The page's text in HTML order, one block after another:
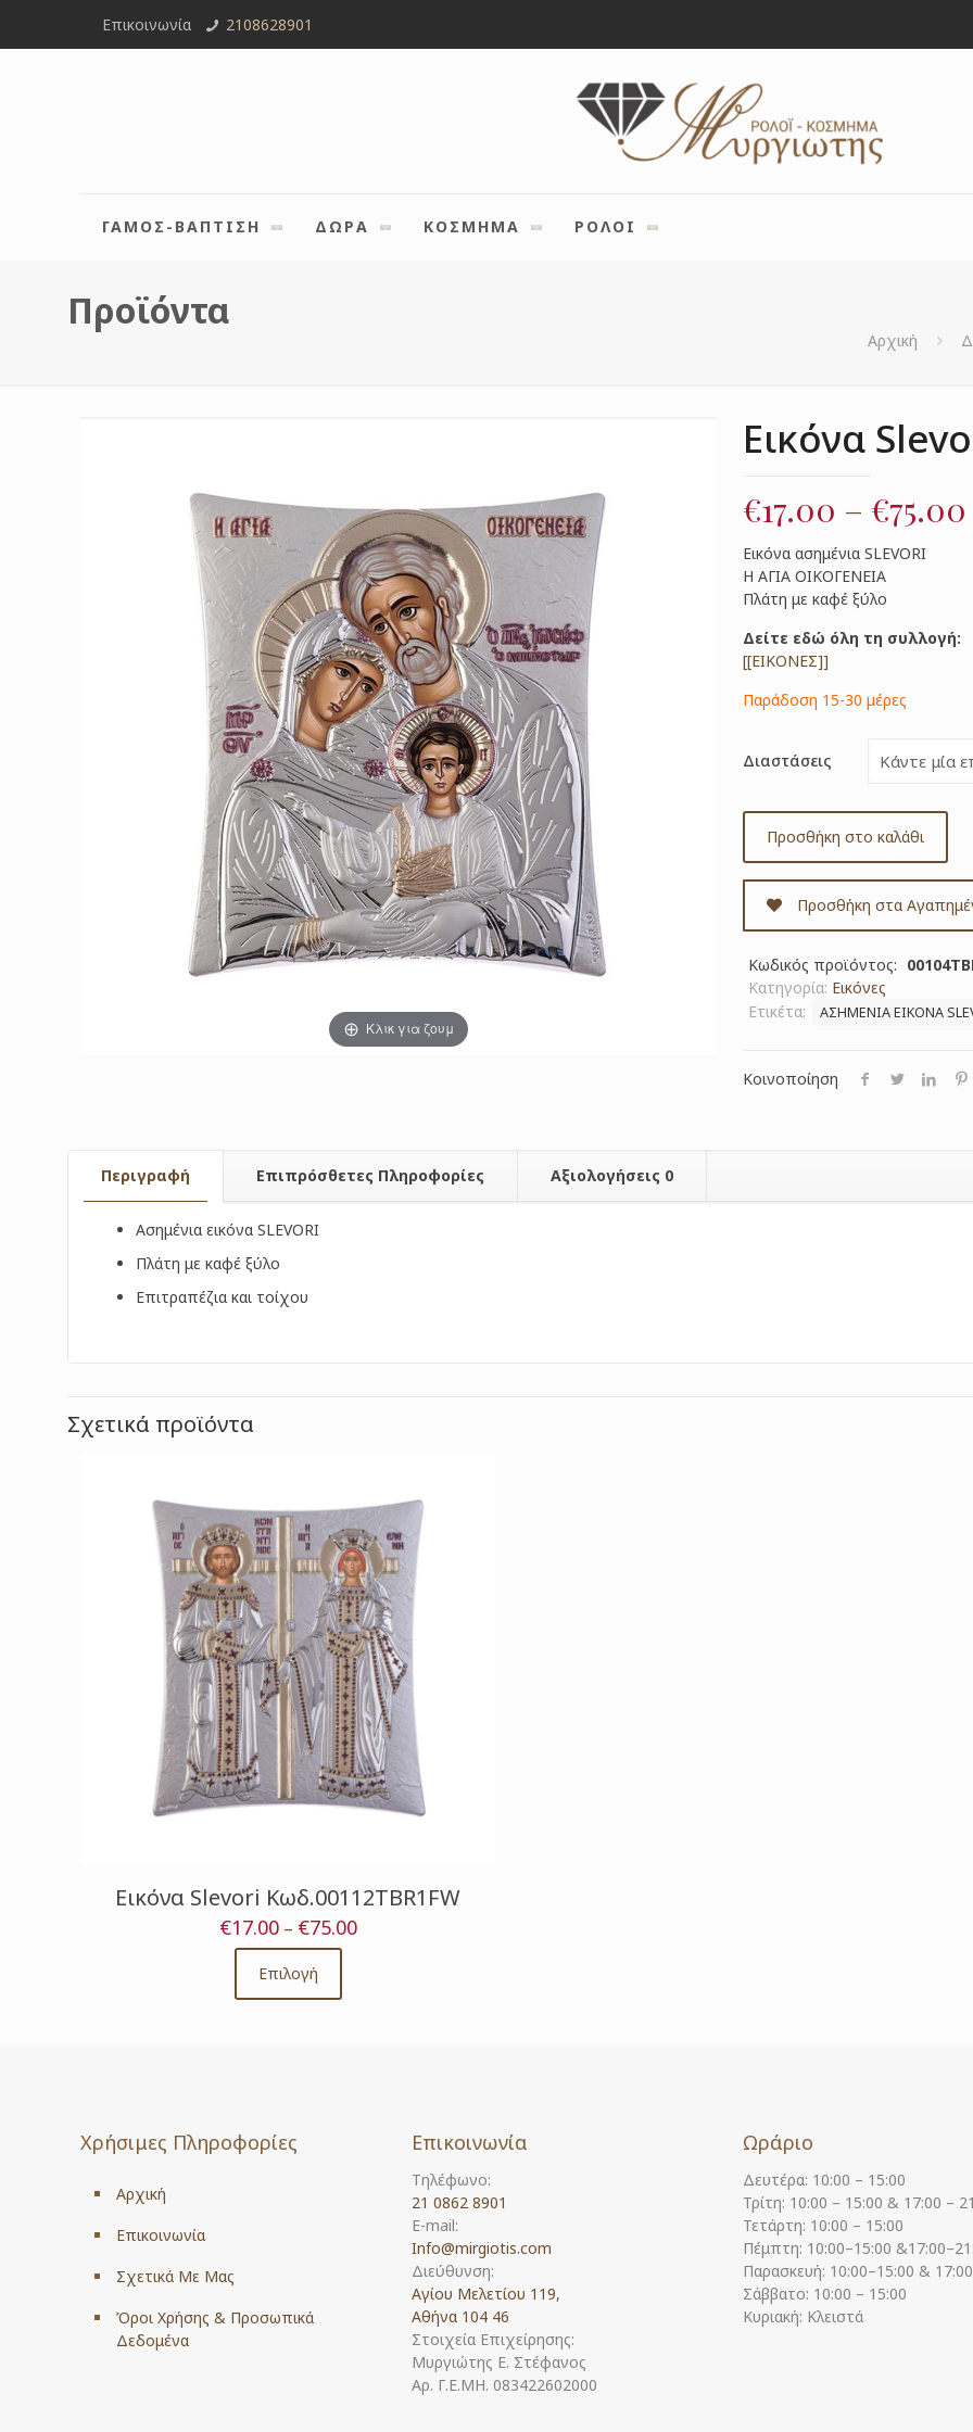
Επικοινωνία 2108628901
ΓΑΜΟΣ-ΒΑΠΤΙΣΗ ΔΩΡΑ ΚΟΣΜΗΜΑ ΡΟΛΟΙ
Προϊόντα
Αρχική
Κλικ για ζουμ
Εικόνα
€17.00 – €75.00
Εικόνα ασημένια SLEVORI
Η ΑΓΙΑ ΟΙΚΟΓΕΝΕΙΑ
Πλάτη με καφέ ξύλο
Δείτε εδώ όλη τη συλλογή:
[[ΕΙΚΟΝΕΣ]]
Παράδοση 15-30 μέρες
Διαστάσεις
Προσθήκη στο καλάθι
Προσθήκη στα
Κωδικός προϊόντος:
Κατηγορία: Εικόνες
Ετικέτα:
ΑΣΗΜΕΝΙΑ ΕΙΚΟΝΑ
Κοινοποίηση
Περιγραφή Επιπρόσθετες Πληροφορίες Αξιολογήσεις 0
Ασημένια εικόνα SLEVORI
Πλάτη με καφέ ξύλο
Επιτραπέζια και τοίχου
Σχετικά προϊόντα
Εικόνα Slevori Κωδ.00112TBR1FW
€17.00 – €75.00Price
Επιλογή
This
product
may
page
Χρήσιμες Πληροφορίες
Αρχική
Επικοινωνία
Σχετικά Με Μας
Όροι Χρήσης & Προσωπικά
Δεδομένα
Επικοινωνία
Τηλέφωνο:
21 0862 8901
E-mail:
Info@mirgiotis.com
Διεύθυνση:
Αγίου Μελετίου 119,
Αθήνα 104 46
Στοιχεία Επιχείρησης:
Μυργιώτης Ε. Στέφανος
Αρ. Γ.Ε.ΜΗ. 083422602000
Ωράριο
Δευτέρα: 10:00 – 15:00
Τρίτη: 10:00 – 15:00 & 17:00 –
Τετάρτη: 10:00 – 15:00
Πέμπτη: 10:00–15:00
Παρασκευή: 10:00–15:00 &
Σάββατο: 10:00 – 15:00
Κυριακή: Κλειστά